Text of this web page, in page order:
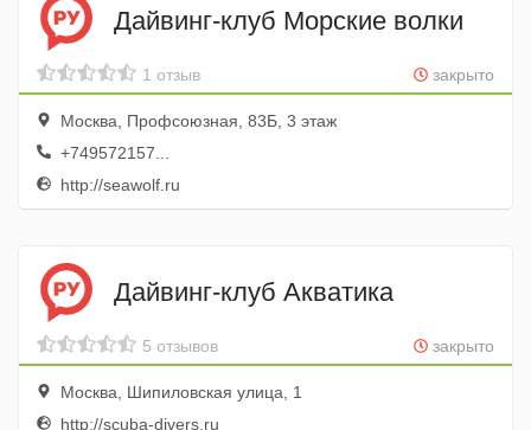
Дайвинг-клуб Морские волки
закрыто
1 отзыв
Москва, Профсоюзная, 83Б, 3 этаж
+749572157...
http://seawolf.ru
Дайвинг-клуб Акватика
закрыто
5 отзывов
Москва, Шипиловская улица, 1
http://scuba-divers.ru